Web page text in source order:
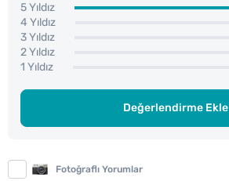
5 Yıldız
4 Yıldız
3 Yıldız
2 Yıldız
1 Yıldız
Değerlendirme Ekle
Fotoğraflı Yorumlar